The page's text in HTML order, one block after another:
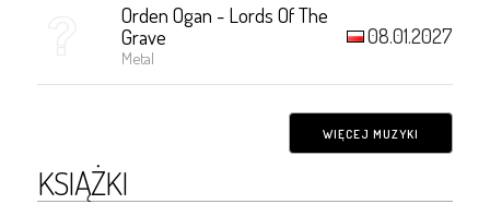
Orden Ogan - Lords Of The
Grave
Metal
08.01.2027
WIĘCEJ MUZYKI
KSIĄŻKI